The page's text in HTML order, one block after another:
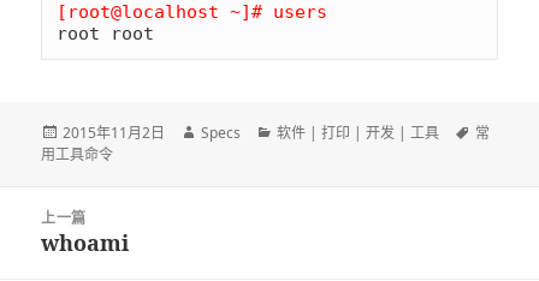
[root@localhost ~]# users
root root
发
布
2015年11月2日
作
Specs
分
软件 | 打印 | 开发 | 工具
标
常
用工具命令
上一篇
上
whoami